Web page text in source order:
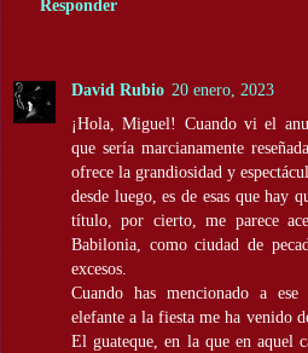
Responder
David Rubio 20 enero, 2023
¡Hola, Miguel! Cuando vi el
que sería marcianamente
ofrece la grandiosidad y
desde luego, es de esas que hay
título, por cierto, me parece
Babilonia, como ciudad de
excesos.
Cuando has mencionado a
elefante a la fiesta me ha venido
El guateque, en la que en aquel